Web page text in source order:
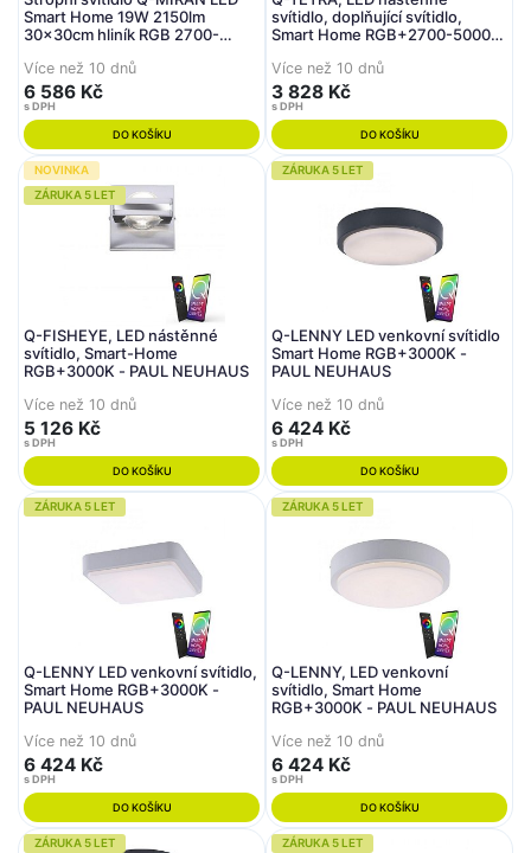
Smart Home 19W 2150lm
30x30cm hliník RGB 2700-
Více než 10 dnů
6 586 Kč
s DPH
DO KOŠÍKU
svítidlo, doplňující svítidlo,
Smart Home RGB+2700-5000K
Více než 10 dnů
3 828 Kč
s DPH
DO KOŠÍKU
NOVINKA
ZÁRUKA 5 LET
Q-FISHEYE, LED nástěnné
svítidlo, Smart-Home
RGB+3000K - PAUL NEUHAUS
Více než 10 dnů
5 126 Kč
s DPH
DO KOŠÍKU
ZÁRUKA 5 LET
Q-LENNY LED venkovní svítidlo
Smart Home RGB+3000K -
PAUL NEUHAUS
Více než 10 dnů
6 424 Kč
s DPH
DO KOŠÍKU
ZÁRUKA 5 LET
Q-LENNY LED venkovní svítidlo,
Smart Home RGB+3000K -
PAUL NEUHAUS
Více než 10 dnů
6 424 Kč
s DPH
DO KOŠÍKU
ZÁRUKA 5 LET
Q-LENNY, LED venkovní
svítidlo, Smart Home
RGB+3000K - PAUL NEUHAUS
Více než 10 dnů
6 424 Kč
s DPH
DO KOŠÍKU
ZÁRUKA 5 LET ZÁRUKA 5 LET